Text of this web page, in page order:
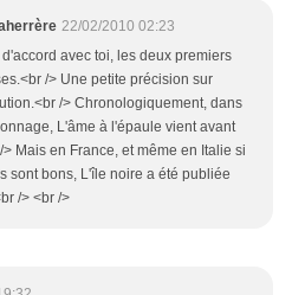
22/02/2010 02:23
avec toi, les deux premiers
/> Une petite précision sur
/> Chronologiquement, dans
L'âme à l'épaule vient avant
> Mais en France, et même en Italie si
sont bons, L'île noire a été publiée
/> <br />